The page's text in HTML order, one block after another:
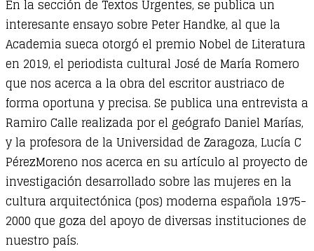
En la sección de Textos Urgentes, se publica un
interesante ensayo sobre Peter Handke, al que la
Academia sueca otorgó el premio Nobel de Literatura
en 2019, el periodista cultural José de María Romero
que nos acerca a la obra del escritor austriaco de
forma oportuna y precisa. Se publica una entrevista a
Ramiro Calle realizada por el geógrafo Daniel Marías,
y la profesora de la Universidad de Zaragoza, Lucía C
PérezMoreno nos acerca en su artículo al proyecto de
investigación desarrollado sobre las mujeres en la
cultura arquitectónica (pos) moderna española 1975-
2000 que goza del apoyo de diversas instituciones de
nuestro país.